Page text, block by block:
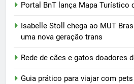
Portal BnT lança Mapa Turístico
Isabelle Stoll chega ao MUT
uma nova geração trans
Rede de cães e gatos doadores
Guia prático para viajar com pets